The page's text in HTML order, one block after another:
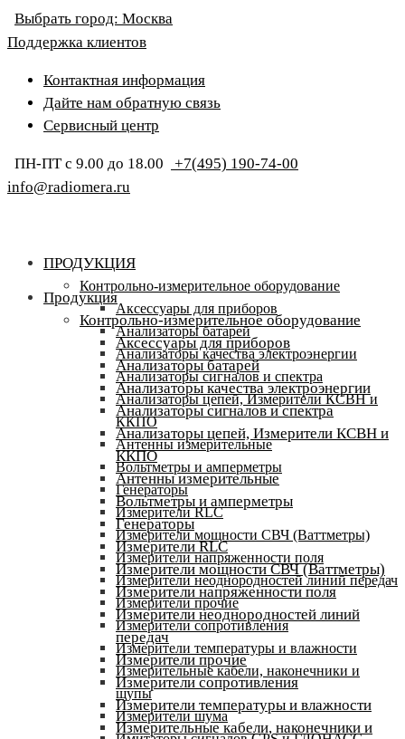
Выбрать город: Москва
Поддержка клиентов
Контактная информация
Дайте нам обратную связь
Сервисный центр
ПН-ПТ с 9.00 до 18.00
+7(495) 190-74-00
info@radiomera.ru
ПРОДУКЦИЯ
Контрольно-измерительное оборудование
Аксессуары для приборов
Анализаторы батарей
Анализаторы качества электроэнергии
Анализаторы сигналов и спектра
Анализаторы цепей, Измерители КСВН и
ККПО
Антенны измерительные
Вольтметры и амперметры
Генераторы
Измерители RLC
Измерители мощности СВЧ (Ваттметры)
Измерители напряженности поля
Измерители неоднородностей линий передач
Измерители прочие
Измерители сопротивления
Измерители температуры и влажности
Измерительные кабели, наконечники и
щупы
Измерители шума
Продукция
Контрольно-измерительное оборудование
Аксессуары для приборов
Анализаторы батарей
Анализаторы качества электроэнергии
Анализаторы сигналов и спектра
Анализаторы цепей, Измерители КСВН и
ККПО
Антенны измерительные
Вольтметры и амперметры
Генераторы
Измерители RLC
Измерители мощности СВЧ (Ваттметры)
Измерители напряженности поля
Измерители неоднородностей линий
передач
Измерители прочие
Измерители сопротивления
Измерители температуры и влажности
Измерительные кабели, наконечники и